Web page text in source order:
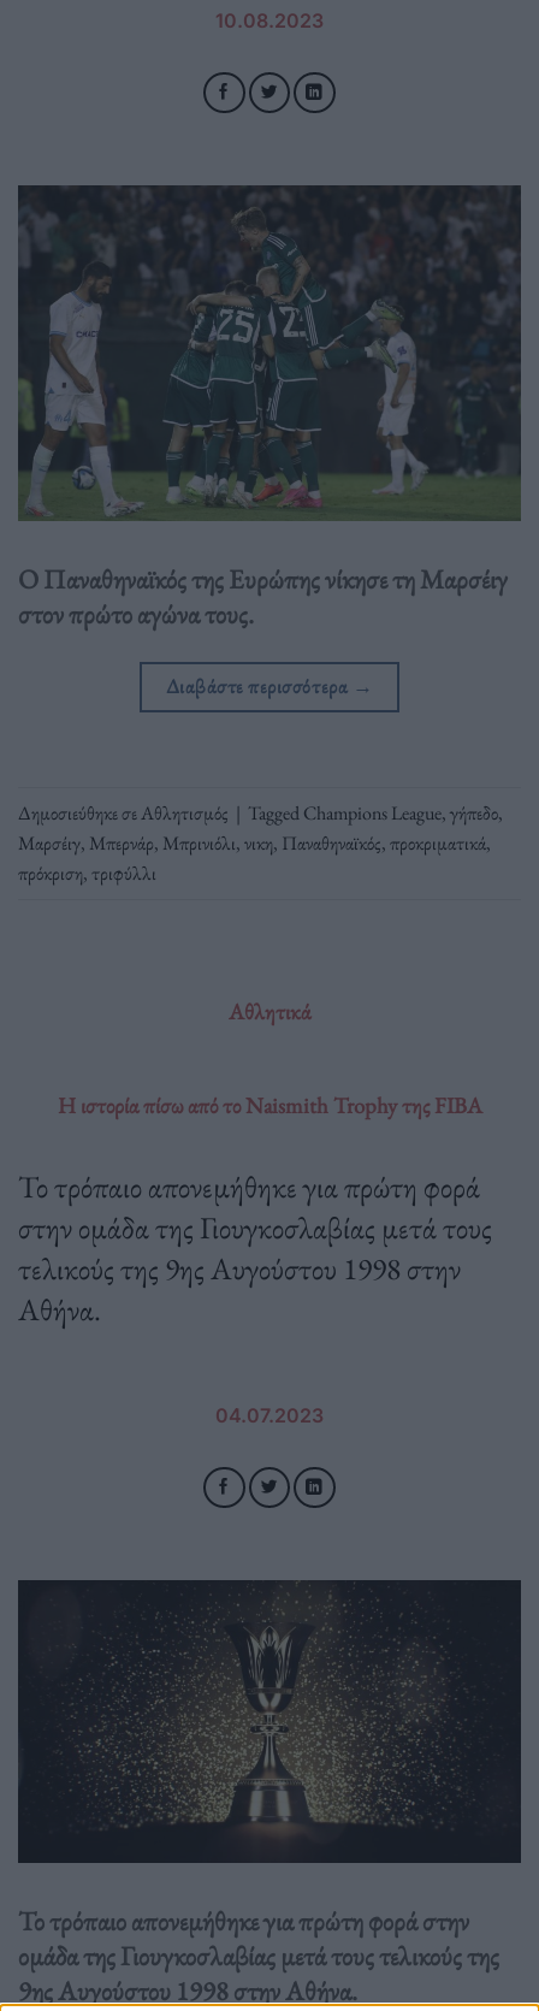
10.08.2023
O Παναθηναϊκός της Ευρώπης νίκησε τη Μαρσέιγ
στον πρώτο αγώνα τους.
Διαβάστε περισσότερα →
Δημοσιεύθηκε σεΑθλητισμός | TaggedChampions League,γήπεδο,
Μαρσέιγ, Μπερνάρ, Μπρινιόλι,νικη, Παναθηναϊκός,προκριματικά,
πρόκριση,τριφύλλι
Αθλητικά
Η ιστορία πίσω από το Naismith Trophy της FIBA
Το τρόπαιο απονεμήθηκε για πρώτη φορά
στην ομάδα της Γιουγκοσλαβίας μετά τους
τελικούς της 9ης Αυγούστου 1998 στην
Αθήνα.
04.07.2023
Το τρόπαιο απονεμήθηκε για πρώτη φορά στην
ομάδα της Γιουγκοσλαβίας μετά τους τελικούς της
9ης Αυγούστου 1998 στην Αθήνα.